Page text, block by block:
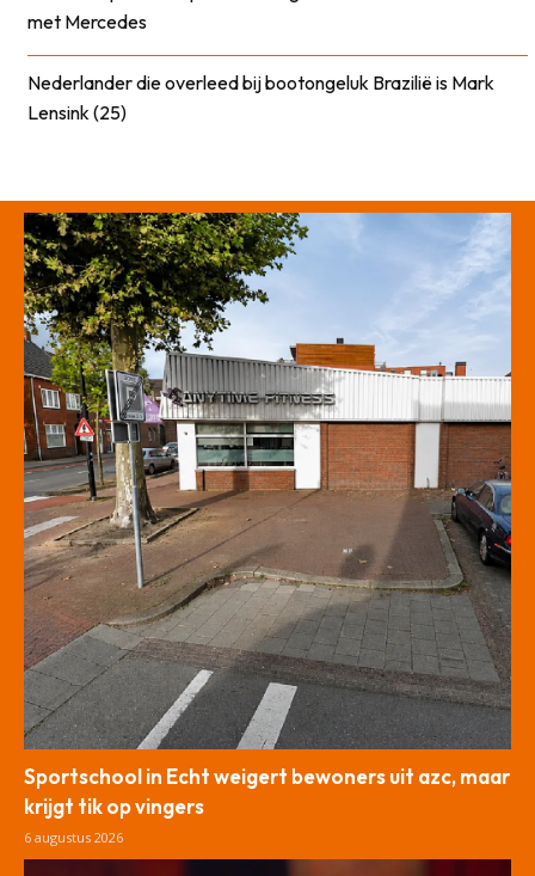
met Mercedes
Nederlander die overleed bij bootongeluk Brazilië is Mark
Lensink (25)
Sportschool in Echt weigert bewoners uit azc, maar
krijgt tik op vingers
6 augustus 2026